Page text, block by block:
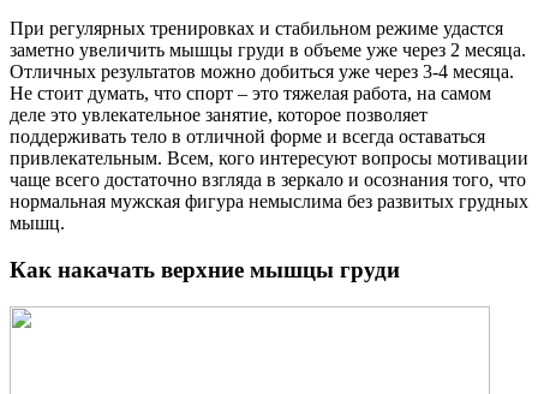
При регулярных тренировках и стабильном режиме удастся
заметно увеличить мышцы груди в объеме уже через 2 месяца.
Отличных результатов можно добиться уже через 3-4 месяца.
Не стоит думать, что спорт – это тяжелая работа, на самом
деле это увлекательное занятие, которое позволяет
поддерживать тело в отличной форме и всегда оставаться
привлекательным. Всем, кого интересуют вопросы мотивации
чаще всего достаточно взгляда в зеркало и осознания того, что
нормальная мужская фигура немыслима без развитых грудных
мышц.
Как накачать верхние мышцы груди